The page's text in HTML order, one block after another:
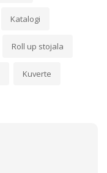
Katalogi
Roll up stojala
Kuverte